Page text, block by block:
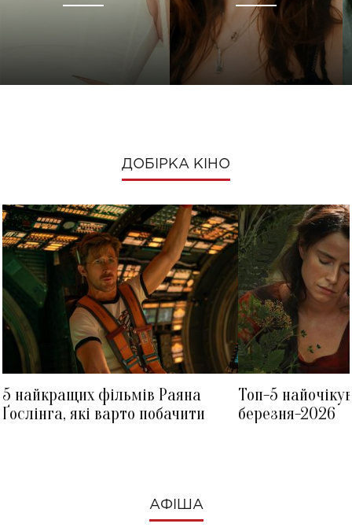
ДОБІРКА КІНО
5 найкращих фільмів Раяна
Ґослінга, які варто побачити
Топ-5
березня-2026
АФІША